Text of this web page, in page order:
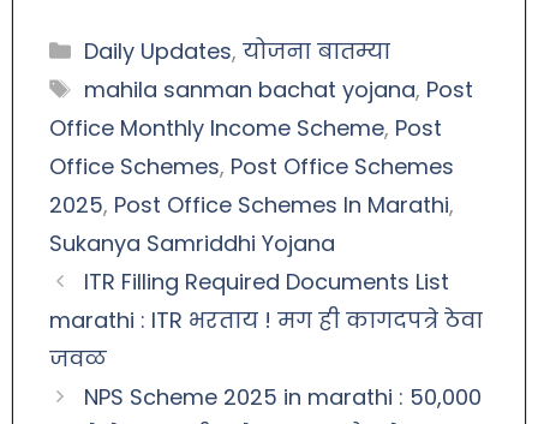
Daily Updates, योजना बातम्या
mahila sanman bachat yojana, Post
Office Monthly Income Scheme, Post
Office Schemes, Post Office Schemes
2025, Post Office Schemes In Marathi,
Sukanya Samriddhi Yojana
ITR Filling Required Documents List
marathi : ITR भरताय ! मग ही कागदपत्रे ठेवा
जवळ
NPS Scheme 2025 in marathi : 50,000